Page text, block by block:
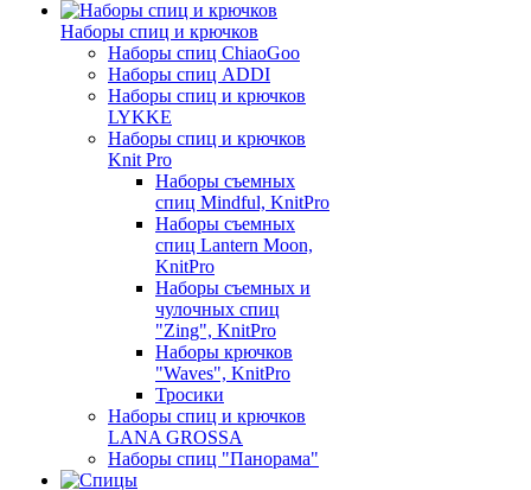
Наборы спиц и крючков
Наборы спиц ChiaoGoo
Наборы спиц ADDI
Наборы спиц и крючков
LYKKE
Наборы спиц и крючков
Knit Pro
Наборы съемных
спиц Mindful, KnitPro
Наборы съемных
спиц Lantern Moon,
KnitPro
Наборы съемных и
чулочных спиц
"Zing", KnitPro
Наборы крючков
"Waves", KnitPro
Тросики
Наборы спиц и крючков
LANA GROSSA
Наборы спиц "Панорама"